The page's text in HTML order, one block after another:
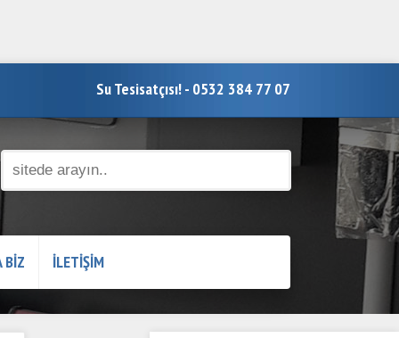
Su Tesisatçısı! - 0532 384 77 07
BİZ İLETİŞİM